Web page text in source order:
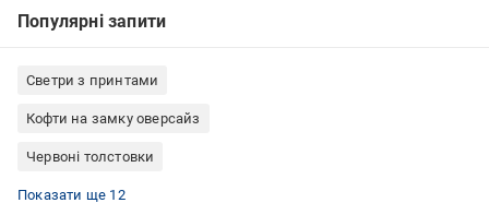
Популярні запити
Светри з принтами
Кофти на замку оверсайз
Червоні толстовки
Світшоти Nike чоловічі
Довгі худі
Велюрові кофти жіночі
Світшоти жіночі з принтами
Чоловічі світшоти на флісі
Светри з капюшоном
Гольфи жіночі Туреччина
В'язані жіночі кофти
Флісові толстовки
Светри чоловічі Туреччина
Чорні світшоти жіночі
Чоловічі кофти Outhorn
Показати ще 12